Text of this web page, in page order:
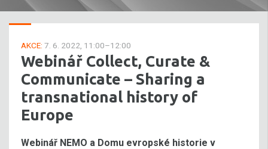
AKCE: 7. 6. 2022, 11:00–12:00
Webinář Collect, Curate &
Communicate – Sharing a
transnational history of
Europe
Webinář NEMO a Domu evropské historie v